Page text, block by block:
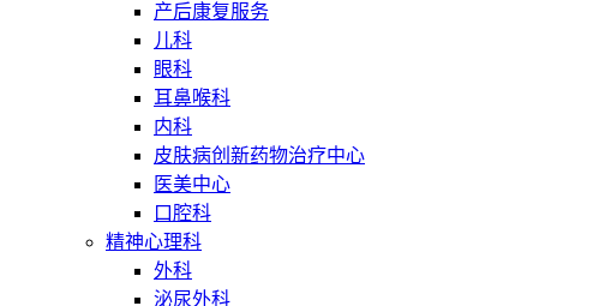
产后康复服务
儿科
眼科
耳鼻喉科
内科
皮肤病创新药物治疗中心
医美中心
口腔科
精神心理科
外科
泌尿外科